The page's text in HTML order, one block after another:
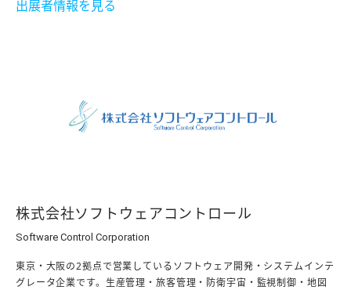
出展者情報を見る
株式会社ソフトウェアコントロール
Software Control Corporation
東京・⼤阪の2拠点で営業しているソフトウェア開発・システムインテ
グレータ企業です。⽣産管理・旅客管理・防衛宇宙・監視制御・地図